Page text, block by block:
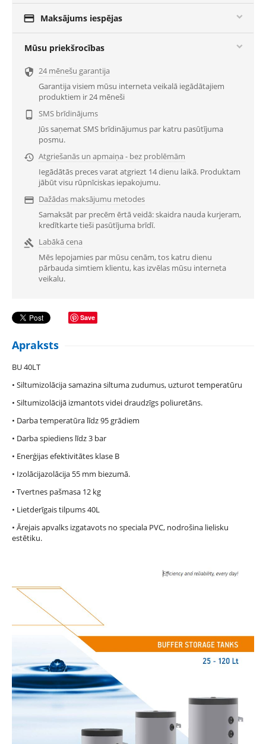
 Maksājums iespējas
Mūsu priekšrocības
 24 mēnešu garantija
Garantija visiem mūsu interneta veikalā iegādātajiem
produktiem ir 24 mēneši

SMS brīdinājums
Jūs saņemat SMS brīdinājumus par katru pasūtījuma
posmu.
 Atgriešanās un apmaiņa - bez problēmām
Iegādātās preces varat atgriezt 14 dienu laikā. Produktam
jābūt visu rūpnīciskas iepakojumu.
 Dažādas maksājumu metodes
Samaksāt par precēm ērtā veidā: skaidra nauda kurjeram,
kredītkarte tieši pasūtījuma brīdī.

Labākā cena
Mēs lepojamies par mūsu cenām, tos katru dienu
pārbauda simtiem klientu, kas izvēlas mūsu interneta
veikalu.
Save
Apraksts
BU 40LT
• Siltumizolācija samazina siltuma zudumus, uzturot temperatūru
• Siltumizolācijā izmantots videi draudzīgs poliuretāns.
• Darba temperatūra līdz 95 grādiem
• Darba spiediens līdz 3 bar
• Enerģijas efektivitātes klase B
• Izolācijazolācija 55 mm biezumā.
• Tvertnes pašmasa 12 kg
• Lietderīgais tilpums 40L
• Ārejais apvalks izgatavots no speciala PVC, nodrošina lielisku
estētiku.